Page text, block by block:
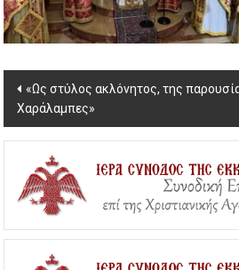
Post
navigation
«Ως στύλος ακλόνητος, της
Χαράλαμπες»